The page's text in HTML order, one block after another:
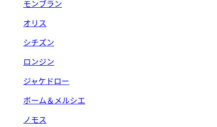
モンブラン
オリス
シチズン
ロンジン
ジャケドロー
ボーム＆メルシエ
ノモス